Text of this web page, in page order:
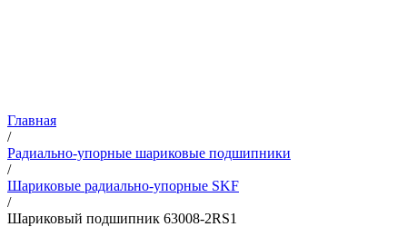
Главная
/
Радиально-упорные шариковые подшипники
/
Шариковые радиально-упорные SKF
/
Шариковый подшипник 63008-2RS1